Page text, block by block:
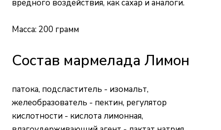
вредного воздействия, как сахар и аналоги.
Масса: 200 грамм
Состав мармелада Лимон
патока, подсластитель - изомальт,
желеобразователь - пектин, регулятор
кислотности - кислота лимонная,